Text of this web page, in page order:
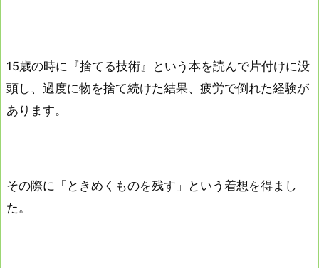
15歳の時に『捨てる技術』という本を読んで片付けに没
頭し、過度に物を捨て続けた結果、疲労で倒れた経験が
あります。
その際に「ときめくものを残す」という着想を得まし
た。